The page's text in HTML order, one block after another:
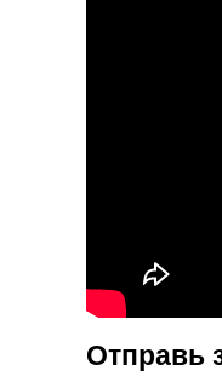
Отправь